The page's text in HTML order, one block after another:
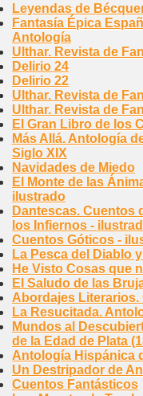
Leyendas de
Fantasía Épica
Antología
Ulthar. Revista de
Delirio 24
Delirio 22
Ulthar. Revista de
Ulthar. Revista de
El Gran Libro de los
Más Allá. Antología
Siglo XIX
Navidades de Miedo
El Monte de las
ilustrado
Dantescas. Cuentos
los Infiernos -
Cuentos Góticos -
La Pesca del Diablo
He Visto Cosas que
El Saludo de las
Abordajes Literarios.
La Resucitada.
Mundos al
de la Edad de Plata
Antología Hispánica
Un Destripador de
Cuentos Fantásticos